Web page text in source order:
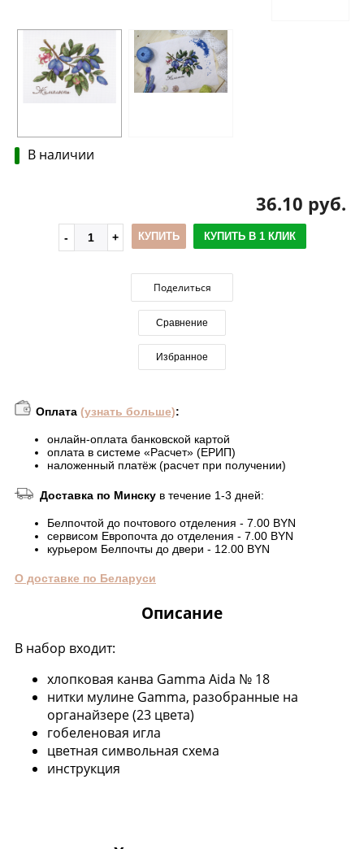
В наличии
36.10 руб.
КУПИТЬ КУПИТЬ В 1 КЛИК
Поделиться
Сравнение
Избранное
Оплата (узнать больше):
онлайн-оплата банковской картой
оплата в системе «Расчет» (ЕРИП)
наложенный платёж (расчет при получении)
Доставка по Минску в течение 1-3 дней:
Белпочтой до почтового отделения - 7.00 BYN
сервисом Европочта до отделения - 7.00 BYN
курьером Белпочты до двери - 12.00 BYN
О доставке по Беларуси
Описание
В набор входит:
хлопковая канва Gamma Aida № 18
нитки мулине Gamma, разобранные на
органайзере (23 цвета)
гобеленовая игла
цветная символьная схема
инструкция